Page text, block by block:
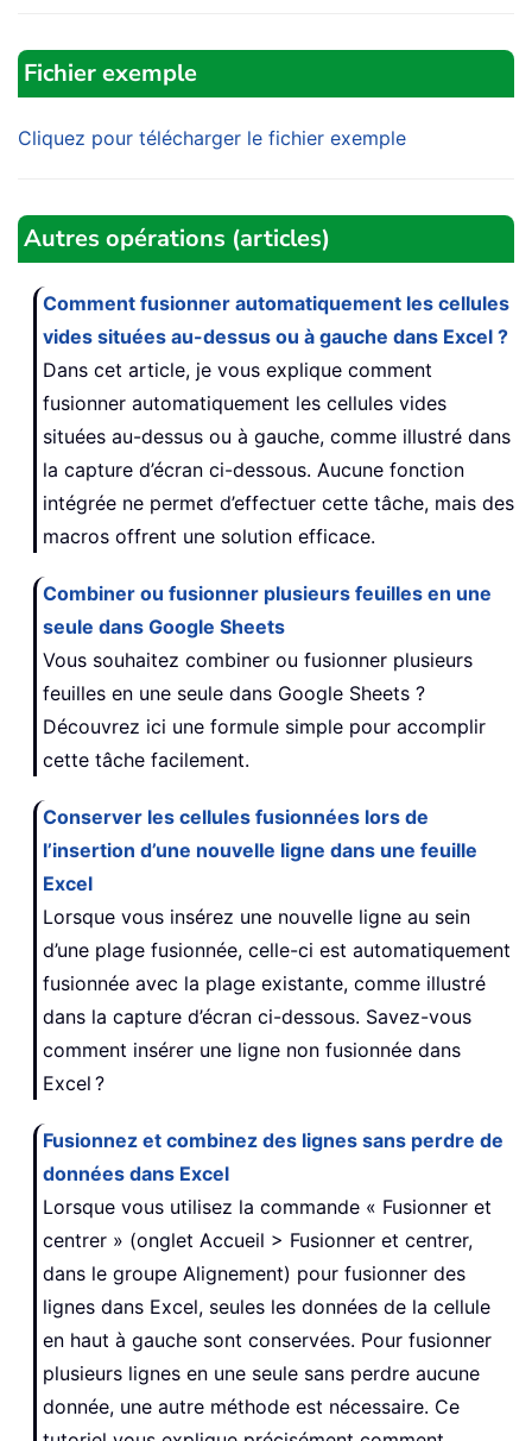
Fichier exemple
Cliquez pour télécharger le fichier exemple
Autres opérations (articles)
Comment fusionner automatiquement les cellules
vides situées au-dessus ou à gauche dans Excel ?
Dans cet article, je vous explique comment
fusionner automatiquement les cellules vides
situées au-dessus ou à gauche, comme illustré dans
la capture d’écran ci-dessous. Aucune fonction
intégrée ne permet d’effectuer cette tâche, mais des
macros offrent une solution efficace.
Combiner ou fusionner plusieurs feuilles en une
seule dans Google Sheets
Vous souhaitez combiner ou fusionner plusieurs
feuilles en une seule dans Google Sheets ?
Découvrez ici une formule simple pour accomplir
cette tâche facilement.
Conserver les cellules fusionnées lors de
l’insertion d’une nouvelle ligne dans une feuille
Excel
Lorsque vous insérez une nouvelle ligne au sein
d’une plage fusionnée, celle-ci est automatiquement
fusionnée avec la plage existante, comme illustré
dans la capture d’écran ci-dessous. Savez-vous
comment insérer une ligne non fusionnée dans
Excel ?
Fusionnez et combinez des lignes sans perdre de
données dans Excel
Lorsque vous utilisez la commande « Fusionner et
centrer » (onglet Accueil > Fusionner et centrer,
dans le groupe Alignement) pour fusionner des
lignes dans Excel, seules les données de la cellule
en haut à gauche sont conservées. Pour fusionner
plusieurs lignes en une seule sans perdre aucune
donnée, une autre méthode est nécessaire. Ce